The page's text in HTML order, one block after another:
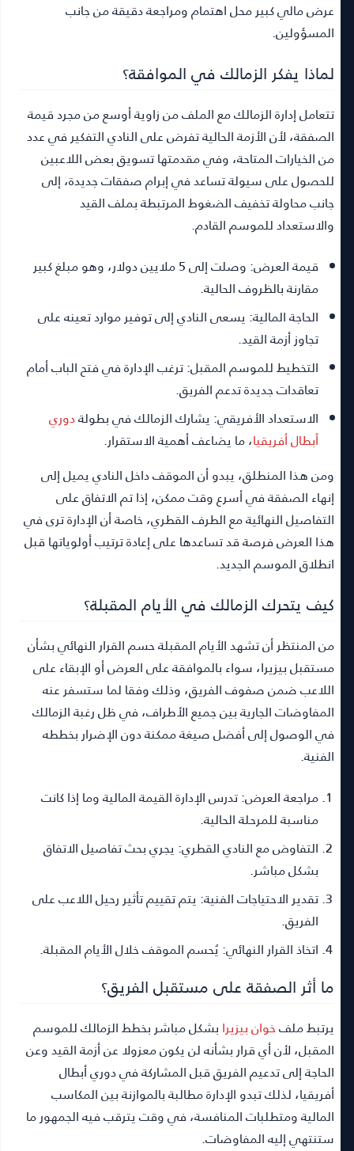
عرض مالي كبير محل اهتمام ومراجعة دقيقة من جانب
المسؤولين.
لماذا يفكر الزمالك في الموافقة؟
تتعامل إدارة الزمالك مع الملف من زاوية أوسع من مجرد قيمة
الصفقة، لأن الأزمة الحالية تفرض على النادي التفكير في عدد
من الخيارات المتاحة، وفي مقدمتها تسويق بعض اللاعبين
للحصول على سيولة تساعد في إبرام صفقات جديدة، إلى
جانب محاولة تخفيف الضغوط المرتبطة بملف القيد
والاستعداد للموسم القادم.
قيمة العرض:
وصلت إلى 5 ملايين دولار، وهو مبلغ كبير
مقارنة بالظروف الحالية.
الحاجة المالية:يسعى النادي إلى توفير موارد تعينه على
تجاوز أزمة القيد.
التخطيط للموسم المقبل:ترغب الإدارة في فتح الباب أمام
تعاقدات جديدة تدعم الفريق.
الاستعداد الأفريقي:يشارك الزمالك في بطولةدوري
أبطال أفريقيا، ما يضاعف أهمية الاستقرار.
ومن هذا المنطلق، يبدو أن الموقف داخل النادي يميل إلى
إنهاء الصفقة في أسرع وقت ممكن، إذا تم الاتفاق على
التفاصيل النهائية مع الطرف القطري، خاصة أن الإدارة ترى في
هذا العرض فرصة قد تساعدها على إعادة ترتيب أولوياتها قبل
انطلاق الموسم الجديد.
كيف يتحرك الزمالك في الأيام المقبلة؟
من المنتظر أن تشهد الأيام المقبلة حسم القرار النهائي بشأن
مستقبل بيزيرا، سواء بالموافقة على العرض أو الإبقاء على
اللاعب ضمن صفوف الفريق، وذلك وفقا لما ستسفر عنه
المفاوضات الجارية بين جميع الأطراف، في ظل رغبة الزمالك
في الوصول إلى أفضل صيغة ممكنة دون الإضرار بخططه
الفنية.
مراجعة العرض:تدرس الإدارة القيمة المالية وما إذا كانت
مناسبة للمرحلة الحالية.
التفاوض مع النادي القطري:يجري بحث تفاصيل الاتفاق
بشكل مباشر.
تقدير الاحتياجات الفنية:يتم تقييم تأثير رحيل اللاعب على
الفريق.
اتخاذ القرار النهائي:يُحسم الموقف خلال الأيام المقبلة.
ما أثر الصفقة على مستقبل الفريق؟
يرتبط ملفخوان بيزيرابشكل مباشر بخطط الزمالك للموسم
المقبل، لأن أي قرار بشأنه لن يكون معزولا عن أزمة القيد وعن
الحاجة إلى تدعيم الفريق قبل المشاركة في دوري أبطال
أفريقيا، لذلك تبدو الإدارة مطالبة بالموازنة بين المكاسب
المالية ومتطلبات المنافسة، في وقت يترقب فيه الجمهور ما
ستنتهي إليه المفاوضات.